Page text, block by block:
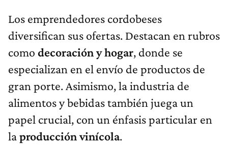
Los emprendedores cordobeses
diversifican sus ofertas. Destacan en rubros
como decoración y hogar, donde se
especializan en el envío de productos de
gran porte. Asimismo, la industria de
alimentos y bebidas también juega un
papel crucial, con un énfasis particular en
laproducción vinícola.